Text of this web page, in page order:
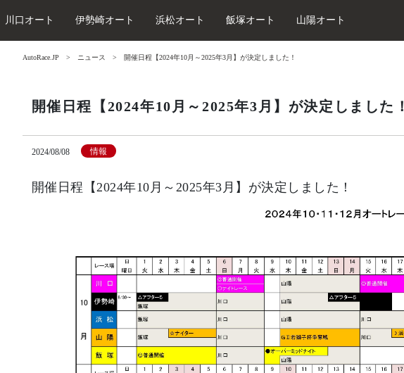
川口オート 伊勢崎オート 浜松オート 飯塚オート 山陽オート
AutoRace.JP ニュース 開催日程【2024年10月～2025年3月】が決定しました！
開催日程【2024年10月～2025年3月】が決定しました！
2024/08/08 情報
開催日程【2024年10月～2025年3月】が決定しました！